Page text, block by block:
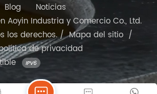
Blog
Noticias
Aoyin Industria y Comercio Co., Ltd.
los derechos. /Mapa del sitio /
de privacidad